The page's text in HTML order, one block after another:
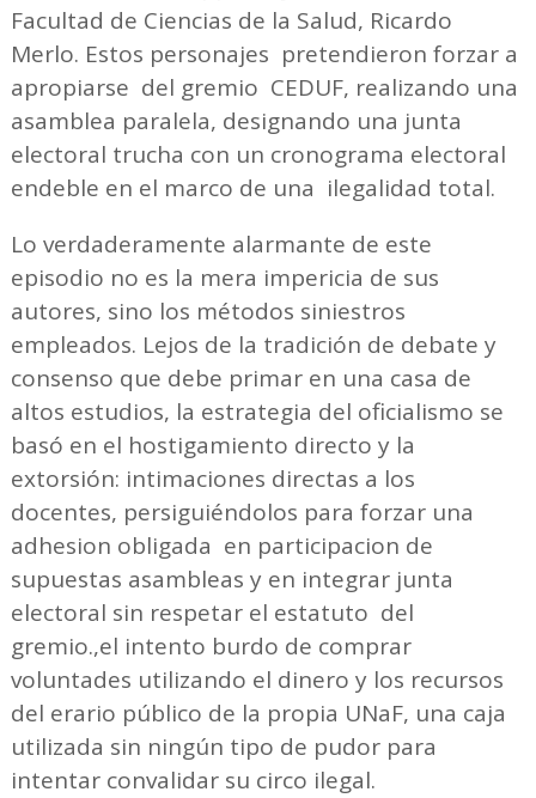
Facultad de Ciencias de la Salud, Ricardo
Merlo. Estos personajes pretendieron forzar a
apropiarse del gremio CEDUF, realizando una
asamblea paralela, designando una junta
electoral trucha con un cronograma electoral
endeble en el marco de una ilegalidad total.
Lo verdaderamente alarmante de este
episodio no es la mera impericia de sus
autores, sino los métodos siniestros
empleados. Lejos de la tradición de debate y
consenso que debe primar en una casa de
altos estudios, la estrategia del oficialismo se
basó en el hostigamiento directo y la
extorsión: intimaciones directas a los
docentes, persiguiéndolos para forzar una
adhesion obligada en participacion de
supuestas asambleas y en integrar junta
electoral sin respetar el estatuto del
gremio.,el intento burdo de comprar
voluntades utilizando el dinero y los recursos
del erario público de la propia UNaF, una caja
utilizada sin ningún tipo de pudor para
intentar convalidar su circo ilegal.